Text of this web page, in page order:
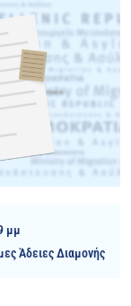
μμ
Άδειες Διαμονής